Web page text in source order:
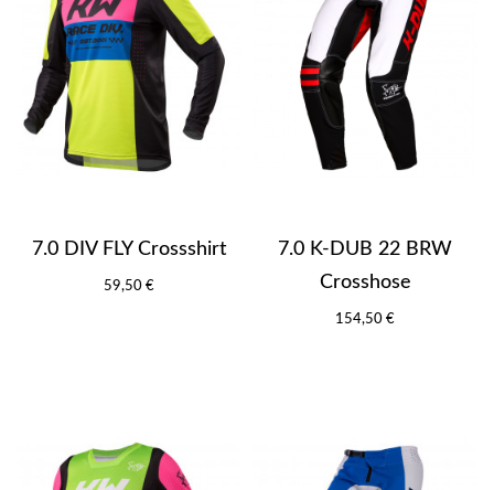
7.0 DIV FLY Crossshirt
59,50 €
7.0 K-DUB 22 BRW
Crosshose
154,50 €